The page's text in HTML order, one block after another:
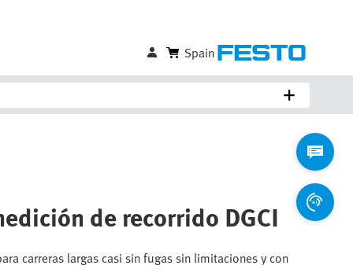
Spain
de recorrido DGCI
carreras largas casi sin fugas sin limitaciones y con